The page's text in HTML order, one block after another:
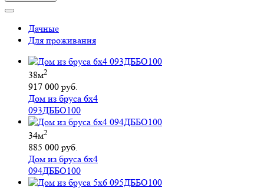
Дачные
Для проживания
38м2
917 000 руб.
Дом из бруса 6х4
093ДББО100
34м2
885 000 руб.
Дом из бруса 6х4
094ДББО100